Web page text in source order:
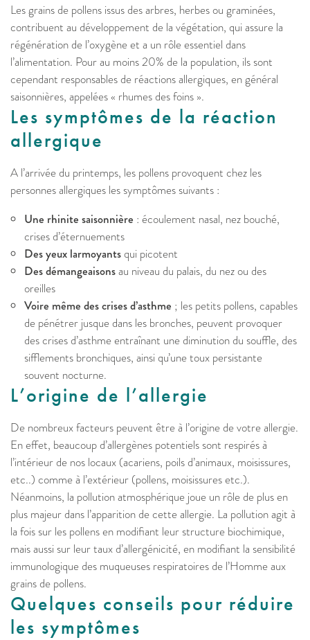
Les grains de pollens issus des arbres, herbes ou graminées,
contribuent au développement de la végétation, qui assure la
régénération de l’oxygène et a un rôle essentiel dans
l’alimentation. Pour au moins 20% de la population, ils sont
cependant responsables de réactions allergiques, en général
saisonnières, appelées « rhumes des foins ».
Les symptômes de la réaction
allergique
A l’arrivée du printemps, les pollens provoquent chez les
personnes allergiques les symptômes suivants :
Une rhinite saisonnière : écoulement nasal, nez bouché,
crises d’éternuements
Des yeux larmoyantsqui picotent
Des démangeaisonsau niveau du palais, du nez ou des
oreilles
Voire même des crises d’asthme ; les petits pollens, capables
de pénétrer jusque dans les bronches, peuvent provoquer
des crises d’asthme entraînant une diminution du souffle, des
sifflements bronchiques, ainsi qu’une toux persistante
souvent nocturne.
L’origine de l’allergie
De nombreux facteurs peuvent être à l’origine de votre allergie.
En effet, beaucoup d’allergènes potentiels sont respirés à
l’intérieur de nos locaux (acariens, poils d’animaux, moisissures,
etc..) comme à l’extérieur (pollens, moisissures etc.).
Néanmoins, la pollution atmosphérique joue un rôle de plus en
plus majeur dans l’apparition de cette allergie. La pollution agit à
la fois sur les pollens en modifiant leur structure biochimique,
mais aussi sur leur taux d’allergénicité, en modifiant la sensibilité
immunologique des muqueuses respiratoires de l’Homme aux
grains de pollens.
Quelques conseils pour réduire
les symptômes